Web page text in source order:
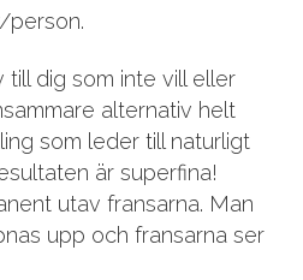
person.
dig som inte vill eller
alternativ helt
som leder till naturligt
är superfina!
utav fransarna. Man
upp och fransarna ser